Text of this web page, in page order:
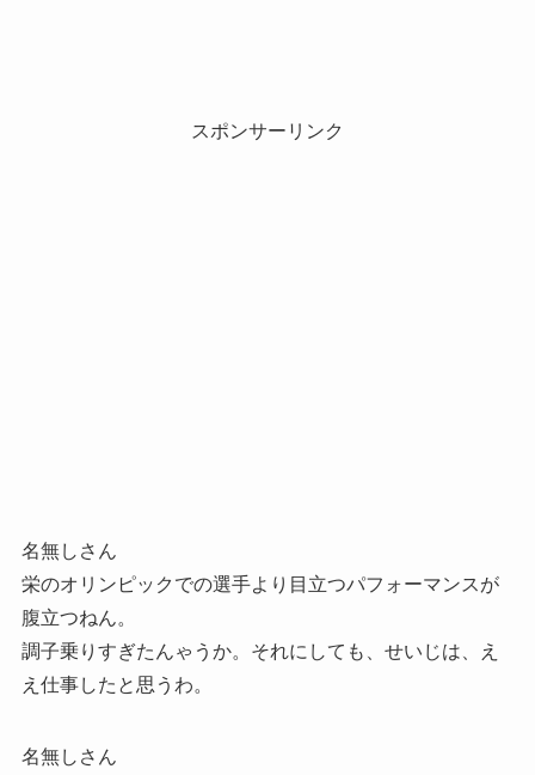
スポンサーリンク
名無しさん
栄のオリンピックでの選手より目立つパフォーマンスが
腹立つねん。
調子乗りすぎたんゃうか。それにしても、せいじは、え
え仕事したと思うわ。
名無しさん